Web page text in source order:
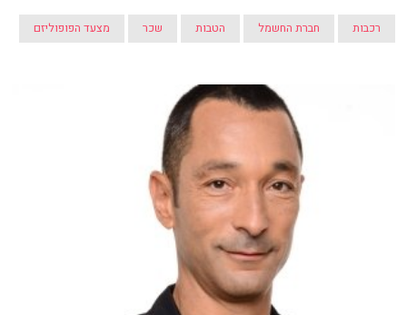
רכבות חברת החשמל הטבות שכר מצעד הפופוליזם